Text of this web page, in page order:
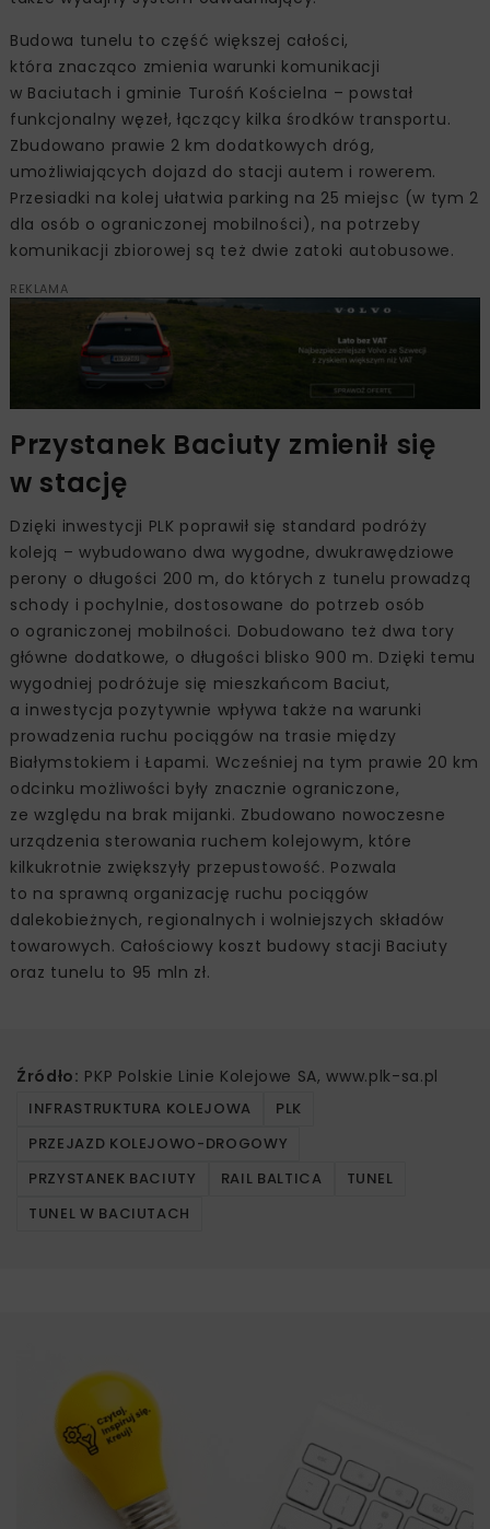
Budowa tunelu to część większej całości,
która znacząco zmienia warunki komunikacji
w Baciutach i gminie Turośń Kościelna – powstał
funkcjonalny węzeł, łączący kilka środków transportu.
Zbudowano prawie 2 km dodatkowych dróg,
umożliwiających dojazd do stacji autem i rowerem.
Przesiadki na kolej ułatwia parking na 25 miejsc (w tym 2
dla osób o ograniczonej mobilności), na potrzeby
komunikacji zbiorowej są też dwie zatoki autobusowe.
REKLAMA
Przystanek Baciuty zmienił się
w stację
Dzięki inwestycji PLK poprawił się standard podróży
koleją – wybudowano dwa wygodne, dwukrawędziowe
perony o długości 200 m, do których z tunelu prowadzą
schody i pochylnie, dostosowane do potrzeb osób
o ograniczonej mobilności. Dobudowano też dwa tory
główne dodatkowe, o długości blisko 900 m. Dzięki temu
wygodniej podróżuje się mieszkańcom Baciut,
a inwestycja pozytywnie wpływa także na warunki
prowadzenia ruchu pociągów na trasie między
Białymstokiem i Łapami. Wcześniej na tym prawie 20 km
odcinku możliwości były znacznie ograniczone,
ze względu na brak mijanki. Zbudowano nowoczesne
urządzenia sterowania ruchem kolejowym, które
kilkukrotnie zwiększyły przepustowość. Pozwala
to na sprawną organizację ruchu pociągów
dalekobieżnych, regionalnych i wolniejszych składów
towarowych. Całościowy koszt budowy stacji Baciuty
oraz tunelu to 95 mln zł.
Źródło: PKP Polskie Linie Kolejowe SA, www.plk-sa.pl
INFRASTRUKTURA KOLEJOWA
PLK
PRZEJAZD KOLEJOWO-DROGOWY
PRZYSTANEK BACIUTY
RAIL BALTICA
TUNEL
TUNEL W BACIUTACH